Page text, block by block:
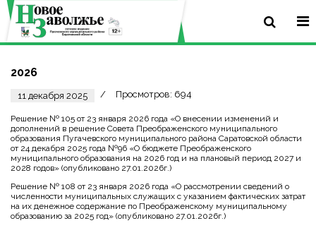
2026
11 декабря 2025 Просмотров: 694
Решение № 105 от 23 января 2026 года «О внесении изменений и
дополнений в решение Совета Преображенского муниципального
образования Пугачевского муниципального района Саратовской области
от 24 декабря 2025 года №96 «О бюджете Преображенского
муниципального образования на 2026 год и на плановый период 2027 и
2028 годов» (опубликовано 27.01.2026г.)
Решение № 108 от 23 января 2026 года «О рассмотрении сведений о
численности муниципальных служащих с указанием фактических затрат
на их денежное содержание по Преображенскому муниципальному
образованию за 2025 год» (опубликовано 27.01.2026г.)